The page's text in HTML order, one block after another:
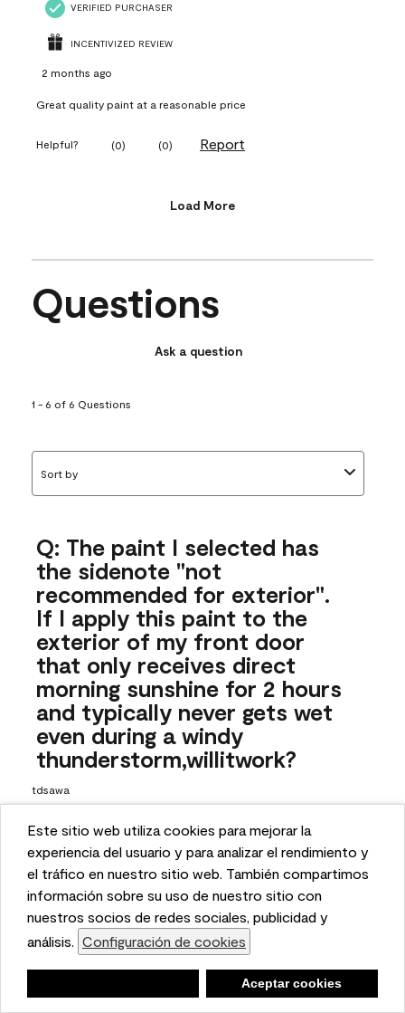
This website uses cookies to enhance user experience
and to analyze performance and traffic on our website.
We also share information about your use of our site
with our social media, advertising, and analytics
partners. Cookie Settings
Accept Cookies
Este sitio web utiliza cookies para mejorar la
experiencia del usuario y para analizar el rendimiento y
el tráfico en nuestro sitio web. También compartimos
información sobre su uso de nuestro sitio con
nuestros socios de redes sociales, publicidad y
análisis. Configuración de cookies
Aceptar cookies
VERIFIED PURCHASER
INCENTIVIZED REVIEW
2 months ago
Great quality paint at a reasonable price
Helpful? (0) (0) Report
Load More
Questions
Ask a question
1 - 6 of 6 Questions
Sort by
Q: The paint I selected has
the sidenote "not
recommended for exterior".
If I apply this paint to the
exterior of my front door
that only receives direct
morning sunshine for 2 hours
and typically never gets wet
even during a windy
thunderstorm,willitwork?
tdsawa
1 Answer Answer this Question
A: Hello, thanks for reaching out! While we do offer an
exterior formula for this color, it carries a "not
recommended for exterior use" warning because the color
may fade inconsistently or sooner than is typically